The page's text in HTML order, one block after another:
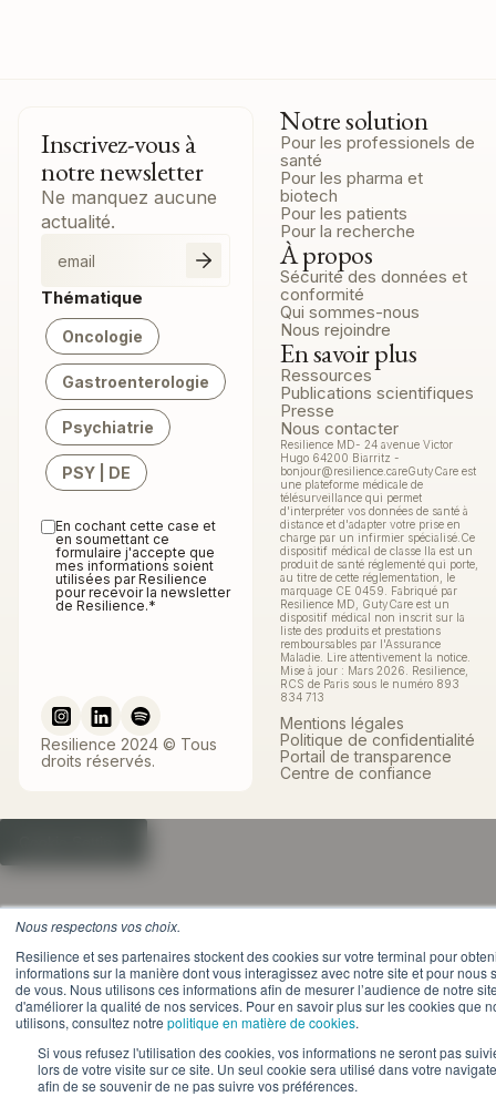
Nous respectons vos choix.
Resilience et ses partenaires stockent des cookies sur votre terminal pour
informations sur la manière dont vous interagissez avec notre site et pour nous
de vous. Nous utilisons ces informations afin de mesurer l’audience de notre
d'améliorer la qualité de nos services. Pour en savoir plus sur les cookies que
utilisons, consultez notre politique en matière de cookies.
Si vous refusez l'utilisation des cookies, vos informations ne seront pas
lors de votre visite sur ce site. Un seul cookie sera utilisé dans votre
afin de se souvenir de ne pas suivre vos préférences.
Inscrivez-vous à
notre newsletter
Ne manquez aucune
actualité.
Thématique
Oncologie
Gastroenterologie
Psychiatrie
PSY | DE
En cochant cette case et
en soumettant ce
formulaire j'accepte que
mes informations soient
utilisées par Resilience
pour recevoir la newsletter
de Resilience.*
Resilience 2024 © Tous
droits réservés.
Notre solution
Pour les professionels de
santé
Pour les pharma et
biotech
Pour les patients
Pour la recherche
À propos
Sécurité des données et
conformité
Qui sommes-nous
Nous rejoindre
En savoir plus
Ressources
Publications scientifiques
Presse
Nous contacter
Resilience MD- 24 avenue Victor
Hugo 64200 Biarritz -
bonjour@resilience.careGutyCare est
une plateforme médicale de
télésurveillance qui permet
d'interpréter vos données de santé à
distance et d'adapter votre prise en
charge par un infirmier spécialisé.Ce
dispositif médical de classe IIa est un
produit de santé réglementé qui porte,
au titre de cette réglementation, le
marquage CE 0459. Fabriqué par
Resilience MD, GutyCare est un
dispositif médical non inscrit sur la
liste des produits et prestations
remboursables par l'Assurance
Maladie. Lire attentivement la notice.
Mise à jour : Mars 2026. Resilience,
RCS de Paris sous le numéro 893
834 713
Mentions légales
Politique de confidentialité
Portail de transparence
Centre de confiance